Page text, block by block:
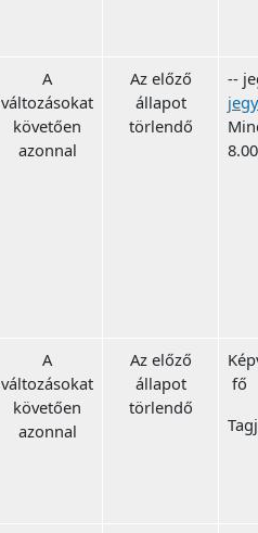
A
változásokat
követően
azonnal
Az előző
állapot
törlendő
--
A
változásokat
követően
azonnal
Az előző
állapot
törlendő
fő